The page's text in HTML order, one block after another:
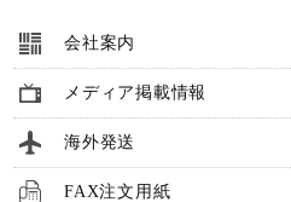
会社案内
メディア掲載情報
海外発送
FAX注文用紙